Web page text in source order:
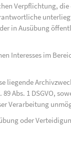
Verpflichtung,
in Ausübung
Interesses im
liegende
Abs. 1 DSGVO,
Verarbeitung
oder